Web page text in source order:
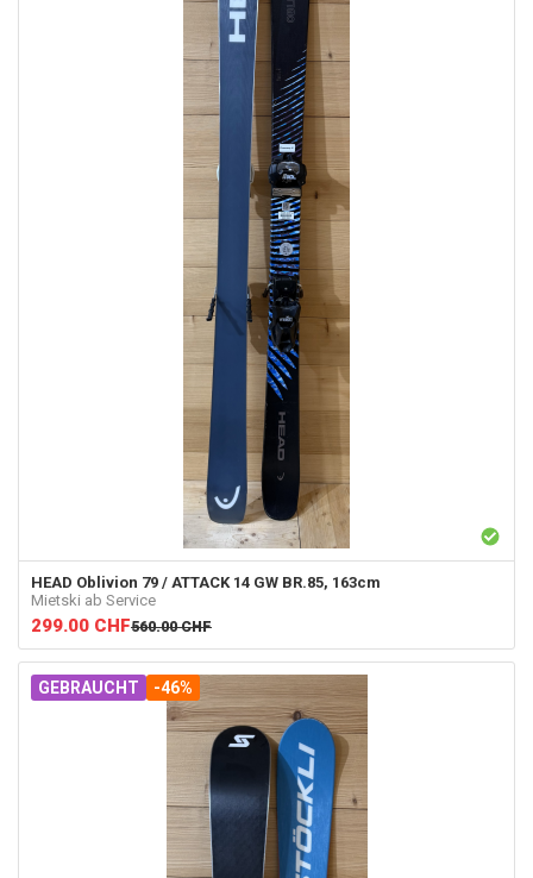
HEAD Oblivion 79 / ATTACK 14 GW BR.85, 163cm
Mietski ab Service
299.00 CHF560.00 CHF
GEBRAUCHT -46%